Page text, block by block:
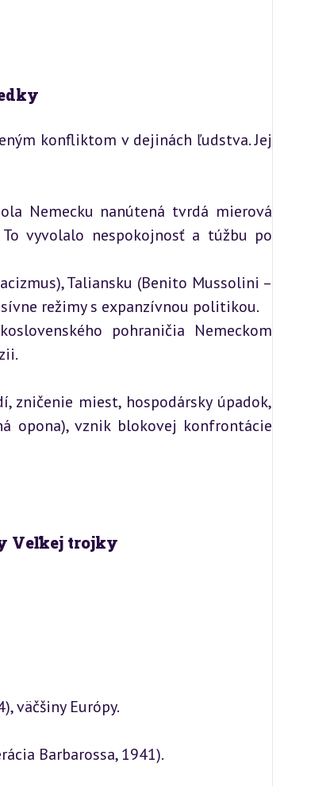
konfliktom v dejinách ľudstva. Jej
Nemecku nanútená tvrdá mierová
vyvolalo nespokojnosť a túžbu po
Taliansku (Benito Mussolini –
režimy s expanzívnou politikou.
pohraničia Nemeckom
miest, hospodársky úpadok,
opona), vznik blokovej konfrontácie
Veľkej trojky
väčšiny Európy.
Barbarossa, 1941).